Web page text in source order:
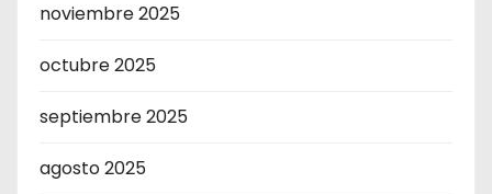
noviembre 2025
octubre 2025
septiembre 2025
agosto 2025